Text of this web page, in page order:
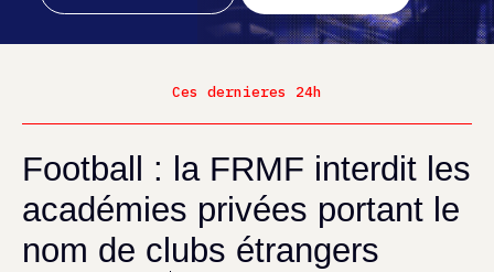
Ces dernieres 24h
Football : la FRMF interdit les
académies privées portant le
nom de clubs étrangers